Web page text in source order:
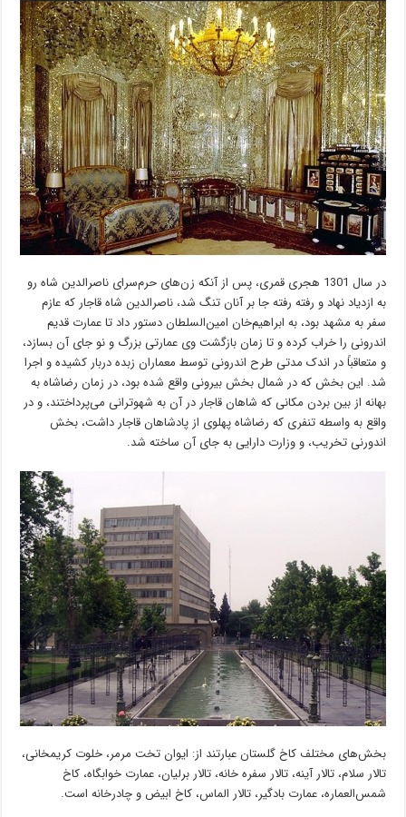
در سال 1301 هجری قمری، پس از آنکه زن‌های حرم‌سرای ناصرالدین شاه رو
به ازدیاد نهاد و رفته رفته جا بر آنان تنگ شد، ناصرالدین شاه قاجار که عازم
سفر به مشهد بود، به ابراهیم‌خان امین‌السلطان دستور داد تا عمارت قدیم
اندرونی را خراب کرده و تا زمان بازگشت وی عمارتی بزرگ و نو جای آن بسازد،
و متعاقباً در اندک مدتی طرح اندرونی توسط معماران زبده دربار کشیده و اجرا
شد. این بخش که در شمال بخش بیرونی واقع شده بود، در زمان رضاشاه به
بهانه از بین ‌بردن مکانی که شاهان قاجار در آن به شهوترانی می‌پرداختند، و در
واقع به واسطه تنفری که رضا‌شاه پهلوی از پادشاهان قاجار داشت، بخش
اندورنی تخریب، و وزارت دارایی به جای آن ساخته شد.
بخش‌های مختلف کاخ گلستان عبارتند از: ایوان تخت مرمر، خلوت کریمخانی،
تالار سلام، تالار آینه، تالار سفره خانه، تالار برلیان، عمارت خوابگاه، کاخ
شمس‌العماره، عمارت بادگیر، تالار الماس، کاخ ابیض و چادرخانه است.